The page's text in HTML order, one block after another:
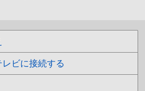
ビに接続する